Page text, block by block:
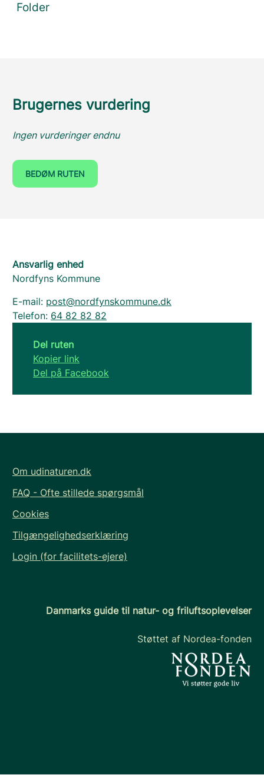
Folder
Brugernes vurdering
Ingen vurderinger endnu
BEDØM RUTEN
Ansvarlig enhed
Nordfyns Kommune
E-mail: post@nordfynskommune.dk
Telefon: 64 82 82 82
Del ruten
Kopier link
Del på Facebook
Om udinaturen.dk
FAQ - Ofte stillede spørgsmål
Cookies
Tilgængelighedserklæring
Login (for facilitets-ejere)
Danmarks guide til natur- og friluftsoplevelser
Støttet af Nordea-fonden